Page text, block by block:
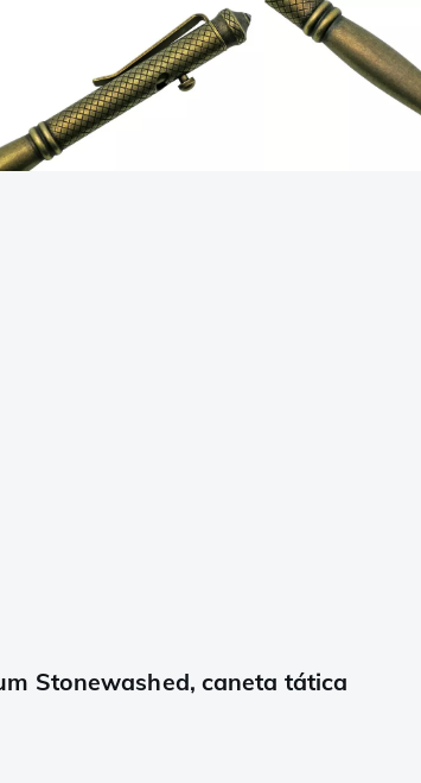
Stonewashed, caneta tática